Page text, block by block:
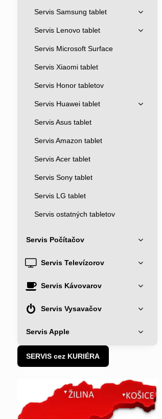
Servis Samsung tablet
Servis Lenovo tablet
Servis Microsoft Surface
Servis Xiaomi tablet
Servis Honor tabletov
Servis Huawei tablet
Servis Asus tablet
Servis Amazon tablet
Servis Acer tablet
Servis Sony tablet
Servis LG tablet
Servis ostatných tabletov
Servis Počítačov
Servis Televízorov
Servis Kávovarov
Servis Vysavačov
Servis Apple
SERVIS cez KURIÉRA